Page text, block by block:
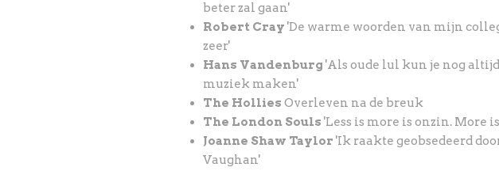
beter zal gaan'
Robert Cray 'De warme woorden van mijn
zeer'
Hans Vandenburg 'Als oude lul kun je nog
muziek maken'
The Hollies Overleven na de breuk
The London Souls 'Less is more is onzin. More
Joanne Shaw Taylor 'Ik raakte geobsedeerd
Vaughan'